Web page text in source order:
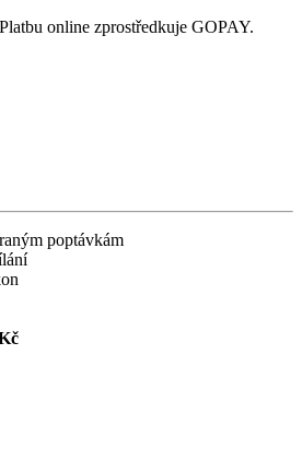
online zprostředkuje GOPAY.
poptávkám